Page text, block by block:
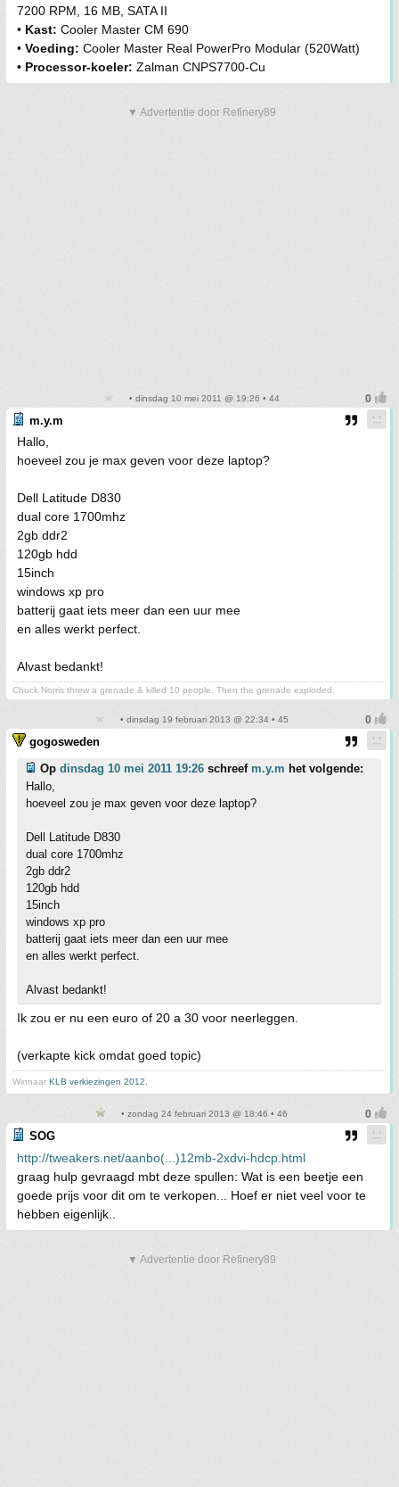
7200 RPM, 16 MB, SATA II
• Kast: Cooler Master CM 690
• Voeding: Cooler Master Real PowerPro Modular (520Watt)
• Processor-koeler: Zalman CNPS7700-Cu
▼ Advertentie door Refinery89
• dinsdag 10 mei 2011 @ 19:26 • 44
m.y.m
Hallo,
hoeveel zou je max geven voor deze laptop?
Dell Latitude D830
dual core 1700mhz
2gb ddr2
120gb hdd
15inch
windows xp pro
batterij gaat iets meer dan een uur mee
en alles werkt perfect.
Alvast bedankt!
Chuck Norris threw a grenade & killed 10 people. Then the grenade exploded.
• dinsdag 19 februari 2013 @ 22:34 • 45
gogosweden
Op dinsdag 10 mei 2011 19:26 schreef m.y.m het volgende:
Hallo,
hoeveel zou je max geven voor deze laptop?
Dell Latitude D830
dual core 1700mhz
2gb ddr2
120gb hdd
15inch
windows xp pro
batterij gaat iets meer dan een uur mee
en alles werkt perfect.
Alvast bedankt!
Ik zou er nu een euro of 20 a 30 voor neerleggen.
(verkapte kick omdat goed topic)
Winnaar KLB verkiezingen 2012.
• zondag 24 februari 2013 @ 18:46 • 46
SOG
http://tweakers.net/aanbo(...)12mb-2xdvi-hdcp.html
graag hulp gevraagd mbt deze spullen: Wat is een beetje een
goede prijs voor dit om te verkopen... Hoef er niet veel voor te
hebben eigenlijk..
▼ Advertentie door Refinery89